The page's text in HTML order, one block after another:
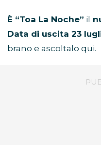
È “Toa La Noche” il
Data di uscita 23
brano e ascoltalo qui.